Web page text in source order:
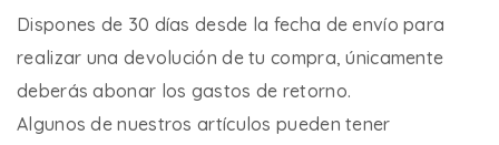
Dispones de 30 días desde la fecha de envío para
realizar una devolución de tu compra, únicamente
deberás abonar los gastos de retorno.
Algunos de nuestros artículos pueden tener